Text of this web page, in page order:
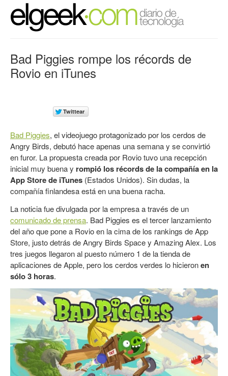
Bad Piggies rompe los récords de
Rovio en iTunes
Bad Piggies, el videojuego protagonizado por los cerdos de
Angry Birds, debutó hace apenas una semana y se convirtió
en furor. La propuesta creada por Rovio tuvo una recepción
inicial muy buena y rompió los récords de la compañía en la
App Store de iTunes (Estados Unidos). Sin dudas, la
compañía finlandesa está en una buena racha.
La noticia fue divulgada por la empresa a través de un
comunicado de prensa. Bad Piggies es el tercer lanzamiento
del año que pone a Rovio en la cima de los rankings de App
Store, justo detrás de Angry Birds Space y Amazing Alex. Los
tres juegos llegaron al puesto número 1 de la tienda de
aplicaciones de Apple, pero los cerdos verdes lo hicieronen
sólo 3 horas.